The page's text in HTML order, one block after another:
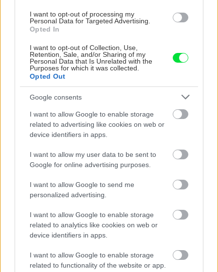
I want to opt-out of processing my
Personal Data for Targeted Advertising.
Opted In
I want to opt-out of Collection, Use,
Retention, Sale, and/or Sharing of my
Personal Data that Is Unrelated with the
Purposes for which it was collected.
Opted Out
Google consents
I want to allow Google to enable storage
related to advertising like cookies on web or
device identifiers in apps.
I want to allow my user data to be sent to
Google for online advertising purposes.
I want to allow Google to send me
personalized advertising.
I want to allow Google to enable storage
related to analytics like cookies on web or
device identifiers in apps.
I want to allow Google to enable storage
related to functionality of the website or app.
NAŠE ČASOPISY
UROB SI SÁM 7-8/2026
Ja som to riešil tieniacimi závesmi v interieri.Je to